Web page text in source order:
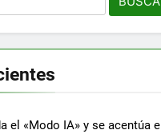
el «Modo IA» y se acentúa el